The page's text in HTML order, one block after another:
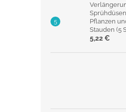
Pflanzen
Stauden (5
5,22 €